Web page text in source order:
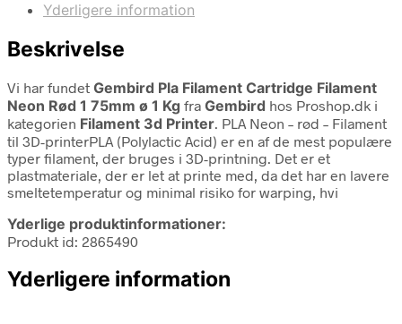
Yderligere information
Beskrivelse
Vi har fundet Gembird Pla Filament Cartridge Filament
Neon Rød 1 75mm ø 1 Kg fra Gembird hos Proshop.dk i
kategorien Filament 3d Printer. PLA Neon – rød – Filament
til 3D-printerPLA (Polylactic Acid) er en af de mest populære
typer filament, der bruges i 3D-printning. Det er et
plastmateriale, der er let at printe med, da det har en lavere
smeltetemperatur og minimal risiko for warping, hvi
Yderlige produktinformationer:
Produkt id: 2865490
Yderligere information